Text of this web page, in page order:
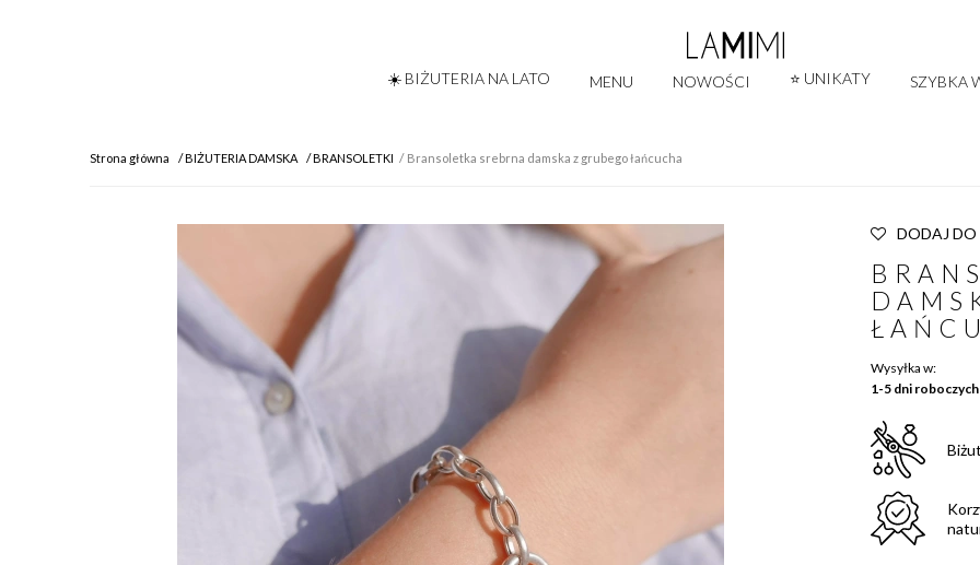
☀️ BIŻUTERIA NA LATO MENU NOWOŚCI ⭐ UNIKATY SZYBKA
Strona główna BIŻUTERIA DAMSKA BRANSOLETKI Bransoletka srebrna damska z grubego łańcucha
DODAJ DO
Wysyłka w:
1-5 dni roboczych